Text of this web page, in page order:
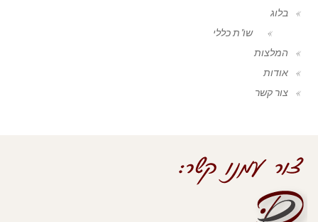
בלוג
שו"ת כללי
המלצות
אודות
צור קשר